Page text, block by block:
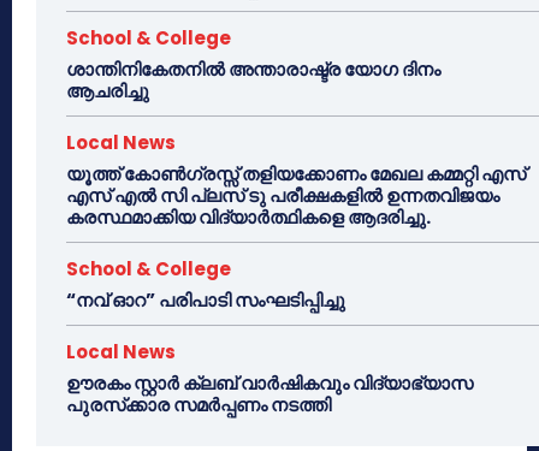
School & College
ശാന്തിനികേതനിൽ അന്താരാഷ്ട്ര യോഗ ദിനം
ആചരിച്ചു
Local News
യൂത്ത് കോൺഗ്രസ്സ് തളിയക്കോണം മേഖല കമ്മറ്റി എസ്
എസ് എൽ സി പ്ലസ് ടു പരീക്ഷകളിൽ ഉന്നതവിജയം
കരസ്ഥമാക്കിയ വിദ്യാർത്ഥികളെ ആദരിച്ചു.
School & College
“നവ് ഓറ” പരിപാടി സംഘടിപ്പിച്ചു
Local News
ഊരകം സ്റ്റാർ ക്ലബ് വാർഷികവും വിദ്യാഭ്യാസ
പുരസ്‌ക്കാര സമർപ്പണം നടത്തി